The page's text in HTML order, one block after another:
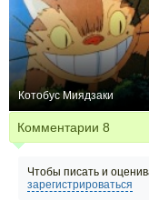
Котобус Миядзаки
Комментарии 8
Чтобы писать и
зарегистрироваться